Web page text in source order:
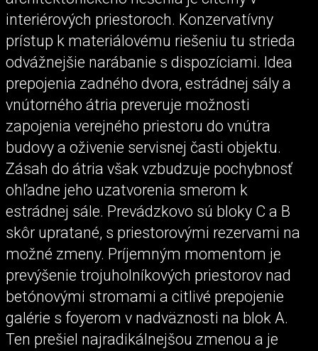
interiérových priestoroch. Konzervatívny
prístup k materiálovému riešeniu tu strieda
odvážnejšie narábanie s dispozíciami. Idea
prepojenia zadného dvora, estrádnej sály a
vnútorného átria preveruje možnosti
zapojenia verejného priestoru do vnútra
budovy a oživenie servisnej časti objektu.
Zásah do átria však vzbudzuje pochybnosť
ohľadne jeho uzatvorenia smerom k
estrádnej sále. Prevádzkovo sú bloky C a B
skôr upratané, s priestorovými rezervami na
možné zmeny. Príjemným momentom je
prevýšenie trojuholníkových priestorov nad
betónovými stromami a citlivé prepojenie
galérie s foyerom v nadväznosti na blok A.
Ten prešiel najradikálnejšou zmenou a je